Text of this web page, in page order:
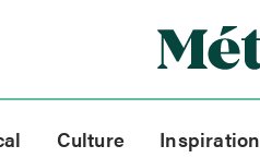
Culture Inspiration